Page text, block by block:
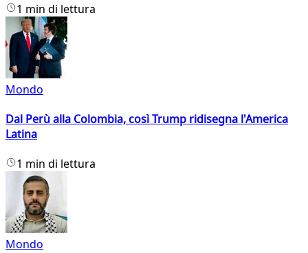
1 min di lettura
Mondo
Dal Perù alla Colombia, così Trump ridisegna l'America
Latina
1 min di lettura
Mondo